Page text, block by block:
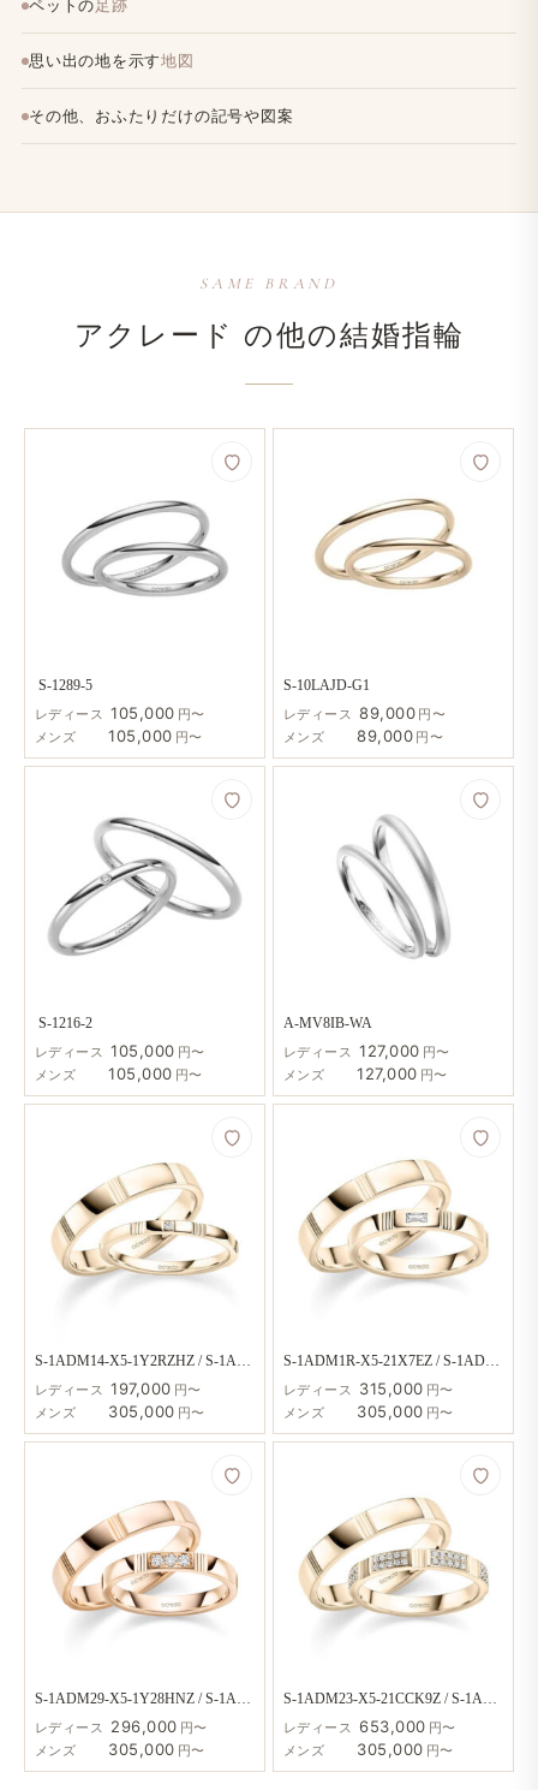
ペットの足跡
思い出の地を示す地図
その他、おふたりだけの記号や図案
SAME BRAND
アクレード の​他の​結婚​指輪
S-1289-5
レディース 105,000 円〜
メンズ
105,000 円〜
S-10LAJD-G1
レディース 89,000 円〜
メンズ
89,000 円〜
S-1216-2
レディース 105,000 円〜
メンズ
105,000 円〜
A-MV8IB-WA
レディース 127,000 円〜
メンズ
127,000 円〜
S-1ADM14-X5-1Y2RZHZ / S-1ADM1X-X5
レディース 197,000 円〜
メンズ
305,000 円〜
S-1ADM1R-X5-21X7EZ / S-1ADM1X-X5
レディース 315,000 円〜
メンズ
305,000 円〜
S-1ADM29-X5-1Y28HNZ / S-1ADM1X-X5
レディース 296,000 円〜
メンズ
305,000 円〜
S-1ADM23-X5-21CCK9Z / S-1ADM1X-X5
レディース 653,000 円〜
メンズ
305,000 円〜